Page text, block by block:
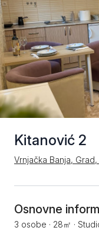
Kitanović 2
Vrnjačka Banja,
Osnovne
3 osobe · 28㎡ ·